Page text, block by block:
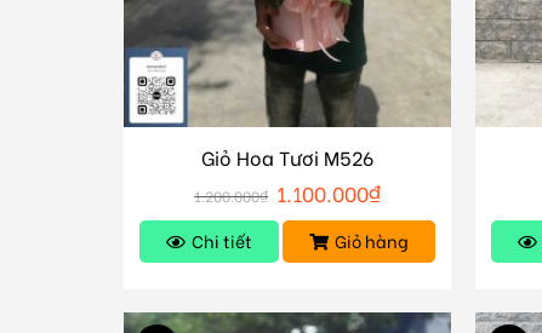
Giỏ Hoa Tươi M526
1.200.000₫ 1.100.000₫
Chi tiết Giỏ hàng